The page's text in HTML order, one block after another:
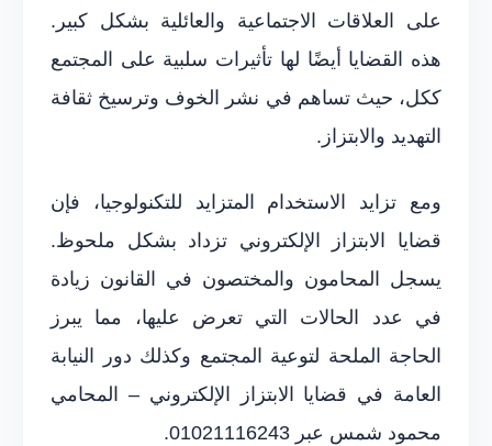
على العلاقات الاجتماعية والعائلية بشكل كبير.
هذه القضايا أيضًا لها تأثيرات سلبية على المجتمع
ككل، حيث تساهم في نشر الخوف وترسيخ ثقافة
التهديد والابتزاز.
ومع تزايد الاستخدام المتزايد للتكنولوجيا، فإن
قضايا الابتزاز الإلكتروني تزداد بشكل ملحوظ.
يسجل المحامون والمختصون في القانون زيادة
في عدد الحالات التي تعرض عليها، مما يبرز
الحاجة الملحة لتوعية المجتمع وكذلك دور النيابة
العامة في قضايا الابتزاز الإلكتروني – المحامي
محمود شمس عبر 01021116243.